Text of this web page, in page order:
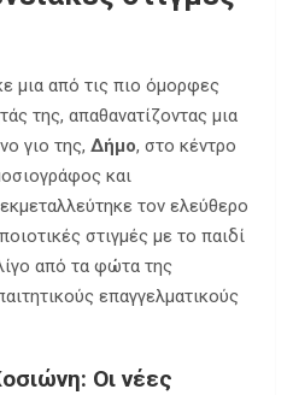
μια από τις πιο όμορφες
της, απαθανατίζοντας μια
γιο της, Δήμο, στο κέντρο
και
τον ελεύθερο
στιγμές με το παιδί
από τα φώτα της
επαγγελματικούς
Οι νέες